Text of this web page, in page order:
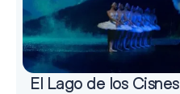
El Lago de los Cisnes